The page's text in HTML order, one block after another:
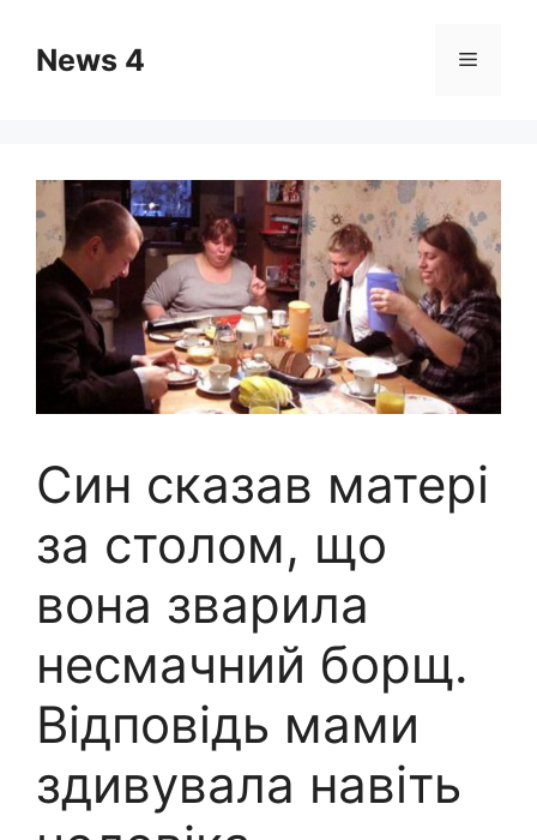
contentNews 4 Menu
Син сказав матері
за столом, що
вона зварила
несмачний борщ.
Відповідь мами
здивувала навіть